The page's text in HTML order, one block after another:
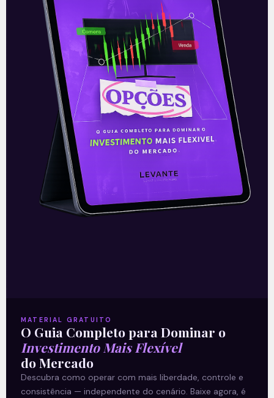
Resultados do Santander
(SANB11) do 3T21
O Banco Santander Brasil (SANB11) foi o
primeiro dos grandes bancos a divulgar
seus resultados do terceiro trimestre de
2021 nesta quarta-feira (27) antes da
Leia mais
27/10/2021
Resultados do Santander Brasil
(SANB11) do 2T21
MATERIAL GRATUITO
O Guia Completo para Dominar o
Investimento Mais Flexível
do Mercado
Descubra como operar com mais liberdade, controle e
consistência — independente do cenário. Baixe agora, é